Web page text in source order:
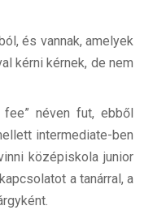
és vannak, amelyek
kérni kérnek, de nem
néven fut, ebből
intermediate-ben
középiskola junior
a tanárral, a